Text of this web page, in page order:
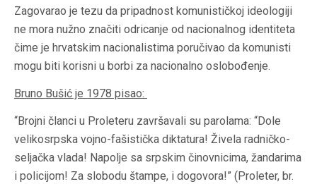
Zagovarao je tezu da pripadnost komunističkoj ideologiji
ne mora nužno značiti odricanje od nacionalnog identiteta
čime je hrvatskim nacionalistima poručivao da komunisti
mogu biti korisni u borbi za nacionalno oslobođenje.
Bruno Bušić je 1978 pisao:
“Brojni članci u Proleteru završavali su parolama: “Dole
velikosrpska vojno-fašistička diktatura! Živela radničko-
seljačka vlada! Napolje sa srpskim činovnicima, žandarima
i policijom! Za slobodu štampe, i dogovora!” (Proleter, br.